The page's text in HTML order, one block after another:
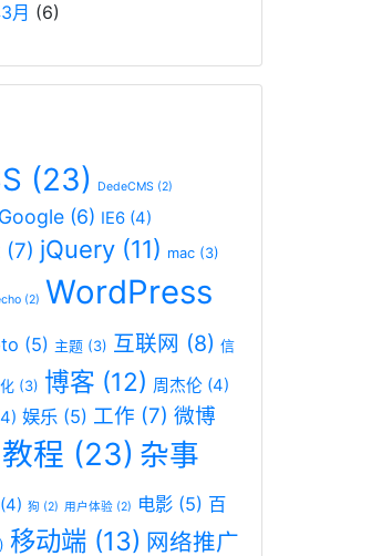
月 (6)
(23) DedeCMS (2)
Google (6) IE6 (4)
(7) jQuery (11) mac (3)
(2) WordPress
(5) 主题 (3) 互联网 (8) 信
(3) 博客 (12) 周杰伦 (4)
娱乐 (5) 工作 (7) 微博
教程 (23) 杂事
(4) 狗 (2) 用户体验 (2) 电影 (5) 百
移动端 (13) 网络推广